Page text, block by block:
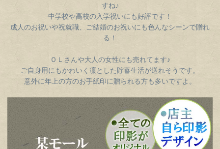
すね♪
中学校や高校の入学祝いにも好評です！
成人のお祝いや祝就職、ご結婚のお祝いにも色んなシーンで贈れ
る！
ＯＬさんや大人の女性にも売れてます♪
ご自身用にもかわいく凜とした貯蓄生活が送れそうです。
意外に年上の方のお手紙印に贈られる方も多いですよ。